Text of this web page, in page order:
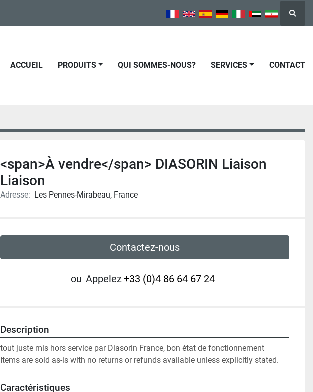
ACCUEIL PRODUITS QUI SOMMES-NOUS? SERVICES CONTACT
<span>À vendre</span> DIASORIN Liaison
Liaison
Adresse: Les Pennes-Mirabeau, France
Contactez-nous
ou Appelez+33 (0)4 86 64 67 24
Description
tout juste mis hors service par Diasorin France, bon état de fonctionnement
Items are sold as-is with no returns or refunds available unless explicitly stated.
Caractéristiques